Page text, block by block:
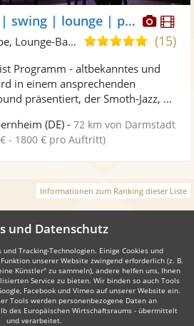
Fotos
reLounge - bossa | swing | lounge | pop
5,0
5
Sternen
(15)
Ensemble/Musikgruppe, Lounge-Band
Programm - altbekanntes und
in einem ansprechenden
präsentiert, der Smoth-Jazz, ...
(DE) -72 km von Darmstadt
- 1800 € pro Auftritt)
Informationen zum Ranking dieser Liste
Weiter
und Datenschutz
Tracking-Technologien. Einige Cookies und
unserer Website zwingend erforderlich (z. B.
Künstler" zu sammeln), andere helfen uns, Ihnen
Service zu bieten. Wir binden so auch Tools
Facebook und Vimeo auf unserer Website ein.
Tools werden personenbezogene Daten an
des Europäischen Wirtschaftsraums - übermittelt
und verarbeitet.